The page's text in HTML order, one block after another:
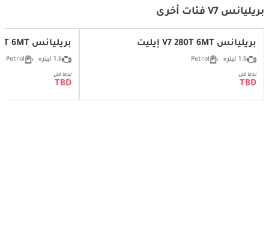
بريليانس V7 فئات أخرى
بريليانس V7 280T 6MT إيليت
1.6 ليتر Petrol
بدءا من
TBD
بريليانس V7 280T 6MT ديلوكس
1.6 ليتر Petrol
بدءا من
TBD